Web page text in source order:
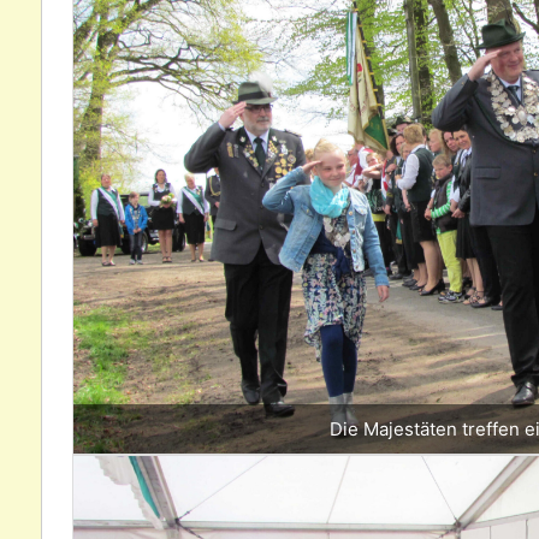
Die Majestäten treffen